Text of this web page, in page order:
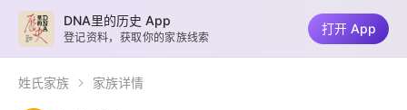
姓氏家族 家族详情
DNA里的历史 App
登记资料，获取你的家族线索
打开 App